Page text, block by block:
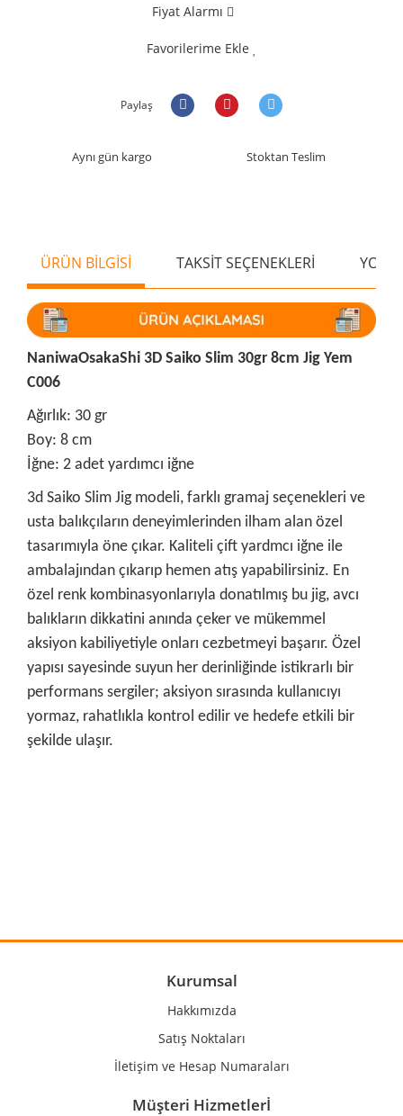
Fiyat Alarmı
Favorilerime Ekle
Paylaş
Aynı gün kargo Stoktan Teslim
ÜRÜN BİLGİSİ TAKSİT SEÇENEKLERİ
NaniwaOsakaShi 3D Saiko Slim 30gr 8cm Jig Yem
C006
Ağırlık: 30 gr
Boy: 8 cm
İğne: 2 adet yardımcı iğne
3d Saiko Slim Jig modeli, farklı gramaj seçenekleri ve
usta balıkçıların deneyimlerinden ilham alan özel
tasarımıyla öne çıkar. Kaliteli çift yardmcı iğne ile
ambalajından çıkarıp hemen atış yapabilirsiniz. En
özel renk kombinasyonlarıyla donatılmış bu jig, avcı
balıkların dikkatini anında çeker ve mükemmel
aksiyon kabiliyetiyle onları cezbetmeyi başarır. Özel
yapısı sayesinde suyun her derinliğinde istikrarlı bir
performans sergiler; aksiyon sırasında kullanıcıyı
yormaz, rahatlıkla kontrol edilir ve hedefe etkili bir
şekilde ulaşır.
Ürün açıklamasında eksik bilgiler bulunuyor.
Ürün bilgilerinde hatalar bulunuyor.
Kurumsal
Hakkımızda
Satış Noktaları
İletişim ve Hesap Numaraları
Müşteri Hizmetlerİ